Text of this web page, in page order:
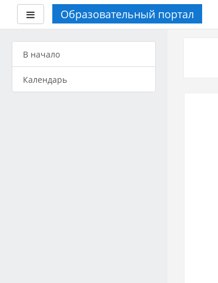
Боковая панель
Образовательный портал
В начало
Календарь